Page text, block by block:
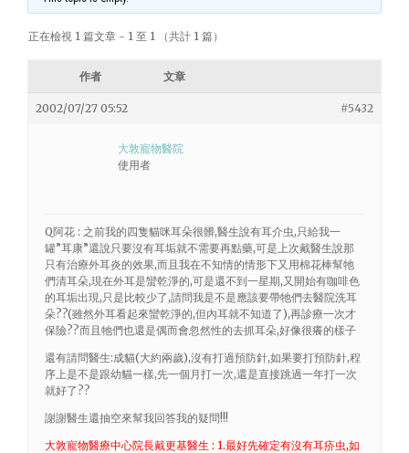
正在檢視 1 篇文章 - 1 至 1 （共計 1 篇）
作者 文章
2002/07/27 05:52 #5432
大敦寵物醫院
使用者
Q阿花 : 之前我的四隻貓咪耳朵很髒,醫生說有耳介虫,只給我一
罐”耳康”還說只要沒有耳垢就不需要再點藥,可是上次戴醫生說那
只有治療外耳炎的效果,而且我在不知情的情形下又用棉花棒幫牠
們清耳朵,現在外耳是蠻乾淨的,可是還不到一星期,又開始有咖啡色
的耳垢出現,只是比較少了,請問我是不是應該要帶牠們去醫院洗耳
朵??(雖然外耳看起來蠻乾淨的,但內耳就不知道了),再診療一次才
保險??而且牠們也還是偶而會忽然性的去抓耳朵,好像很癢的樣子
還有請問醫生:成貓(大約兩歲),沒有打過預防針,如果要打預防針,程
序上是不是跟幼貓一樣,先一個月打一次,還是直接跳過一年打一次
就好了??
謝謝醫生還抽空來幫我回答我的疑問!!!
大敦寵物醫療中心院長戴更基醫生 : 1.最好先確定有沒有耳疥虫,如